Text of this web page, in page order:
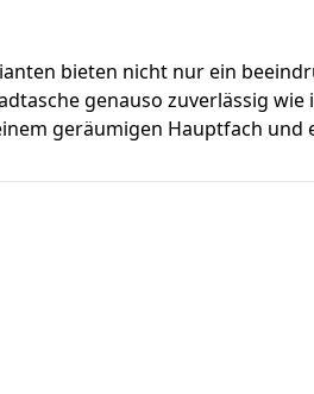
bieten nicht nur ein
genauso zuverlässig
geräumigen Hauptfach und